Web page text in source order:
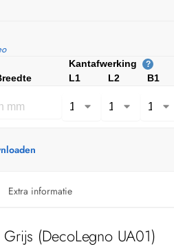
Kantafwerking ?
L1 L2 B1
Extra informatie
(DecoLegno UA01)